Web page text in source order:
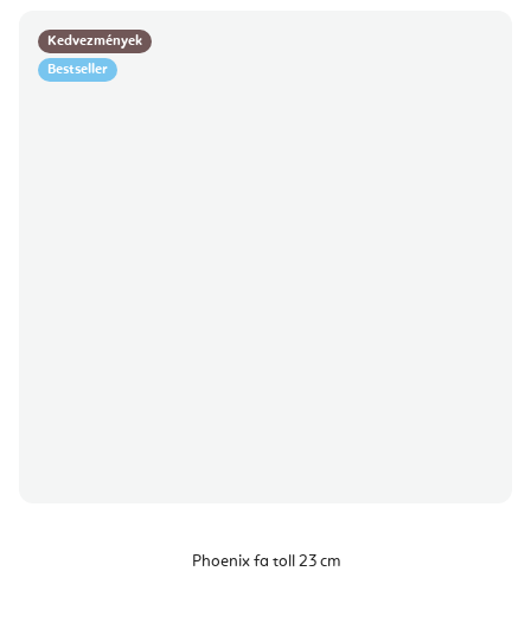
Kedvezmények
Bestseller
Phoenix fa toll 23 cm